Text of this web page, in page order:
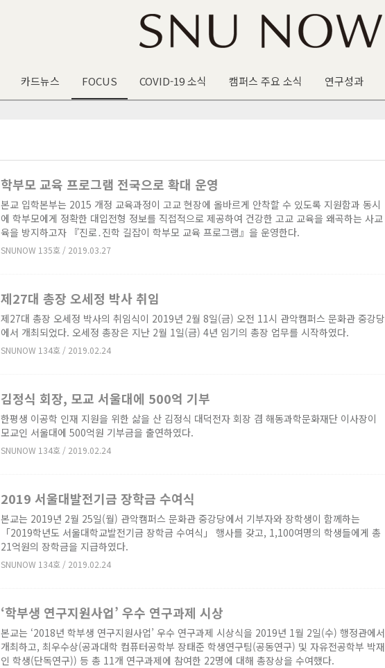
카드뉴스 FOCUS COVID-19 소식 캠퍼스 주요 소식 연구성과
학부모 교육 프로그램 전국으로 확대 운영
본교 입학본부는 2015 개정 교육과정이 고교 현장에 올바르게 안착할 수 있도록 지원함과 동시
에 학부모에게 정확한 대입전형 정보를 직접적으로 제공하여 건강한 고교 교육을 왜곡하는 사교
육을 방지하고자 『진로․진학 길잡이 학부모 교육 프로그램』을 운영한다.
SNUNOW 135호 / 2019.03.27
제27대 총장 오세정 박사 취임
제27대 총장 오세정 박사의 취임식이 2019년 2월 8일(금) 오전 11시 관악캠퍼스 문화관 중강당
에서 개최되었다. 오세정 총장은 지난 2월 1일(금) 4년 임기의 총장 업무를 시작하였다.
SNUNOW 134호 / 2019.02.24
김정식 회장, 모교 서울대에 500억 기부
한평생 이공학 인재 지원을 위한 삶을 산 김정식 대덕전자 회장 겸 해동과학문화재단 이사장이
모교인 서울대에 500억원 기부금을 출연하였다.
SNUNOW 134호 / 2019.02.24
2019 서울대발전기금 장학금 수여식
본교는 2019년 2월 25일(월) 관악캠퍼스 문화관 중강당에서 기부자와 장학생이 함께하는
「2019학년도 서울대학교발전기금 장학금 수여식」 행사를 갖고, 1,100여명의 학생들에게 총
21억원의 장학금을 지급하였다.
SNUNOW 134호 / 2019.02.24
‘학부생 연구지원사업’ 우수 연구과제 시상
본교는 ‘2018년 학부생 연구지원사업’ 우수 연구과제 시상식을 2019년 1월 2일(수) 행정관에서
개최하고, 최우수상(공과대학 컴퓨터공학부 장태준 학생연구팀(공동연구) 및 자유전공학부 박재
인 학생(단독연구)) 등 총 11개 연구과제에 참여한 22명에 대해 총장상을 수여했다.